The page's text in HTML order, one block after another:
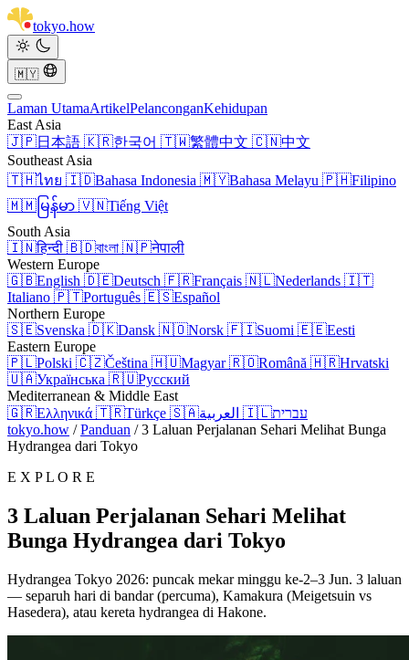
tokyo.how
🇲🇾
Laman UtamaArtikelPelanconganKehidupan
East Asia
🇯🇵日本語 🇰🇷한국어 🇹🇼繁體中文 🇨🇳中文
Southeast Asia
🇹🇭ไทย 🇮🇩Bahasa Indonesia 🇲🇾Bahasa Melayu 🇵🇭Filipino
🇲🇲 မြန်မာ 🇻🇳Tiếng Việt
South Asia
🇮🇳हिन्दी 🇧🇩বাংলা 🇳🇵नेपाली
Western Europe
🇬🇧English 🇩🇪Deutsch 🇫🇷Français 🇳🇱Nederlands 🇮🇹
Italiano 🇵🇹Português 🇪🇸Español
Northern Europe
🇸🇪Svenska 🇩🇰Dansk 🇳🇴Norsk 🇫🇮Suomi 🇪🇪Eesti
Eastern Europe
🇵🇱Polski 🇨🇿Čeština 🇭🇺Magyar🇷🇴Română 🇭🇷Hrvatski
🇺🇦Українська 🇷🇺Русский
Mediterranean & Middle East
🇬🇷Ελληνικά 🇹🇷Türkçe 🇸🇦 🇮🇱עברית
tokyo.how / Panduan / 3 Laluan Perjalanan Sehari Melihat Bunga
Hydrangea dari Tokyo
E X P L O R E
3 Laluan Perjalanan Sehari Melihat
Bunga Hydrangea dari Tokyo
Hydrangea Tokyo 2026: puncak mekar minggu ke-2–3 Jun. 3 laluan
— separuh hari di bandar (percuma), Kamakura (Meigetsuin vs
Hasedera), atau kereta hydrangea di Hakone.